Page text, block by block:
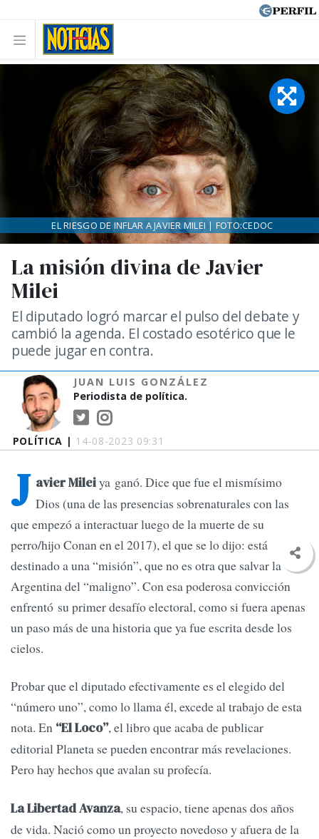
POLÍTICA | 14-08-2023 09:31
La misión divina de Javier
Milei
El diputado logró marcar el pulso del debate y
cambió la agenda. El costado esotérico que le
puede jugar en contra.
JUAN LUIS GONZÁLEZ
Periodista de política.
EL RIESGO DE INFLAR A JAVIER MILEI | FOTO:CEDOC
J avier Mileiya ganó. Dice que fue el mismísimo
Dios (una de las presencias sobrenaturales con las
que empezó a interactuar luego de la muerte de su
perro/hijo Conan en el 2017), el que se lo dijo: está
destinado a una “misión”, que no es otra que salvar la
Argentina del “maligno”. Con esa poderosa convicción
enfrentó su primer desafío electoral, como si fuera apenas
un paso más de una historia que ya fue escrita desde los
cielos.
Probar que el diputado efectivamente es el elegido del
“número uno”, como lo llama él, excede al trabajo de esta
nota. En “El Loco”, el libro que acaba de publicar
editorial Planeta se pueden encontrar más revelaciones.
Pero hay hechos que avalan su profecía.
La Libertad Avanza, su espacio, tiene apenas dos años
de vida. Nació como un proyecto novedoso y afuera de la